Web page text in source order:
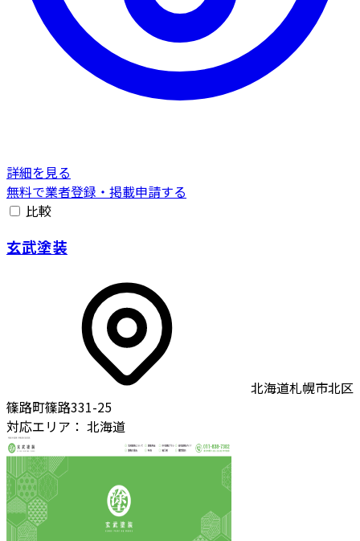
詳細を見る
無料で業者登録・掲載申請する
比較
玄武塗装
北海道札幌市北区
篠路町篠路331-25
対応エリア： 北海道